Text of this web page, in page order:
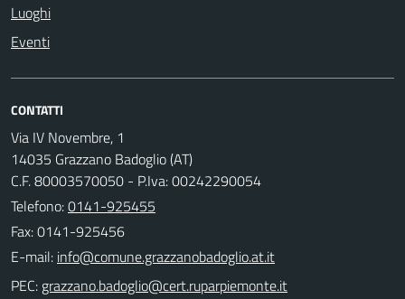
Luoghi
Eventi
CONTATTI
Via IV Novembre, 1
14035 Grazzano Badoglio (AT)
C.F. 80003570050 - P.Iva: 00242290054
Telefono:0141-925455
Fax: 0141-925456
E-mail:
PEC: